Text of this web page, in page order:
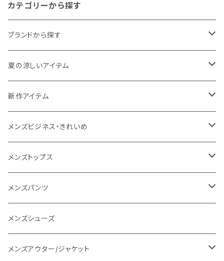
カテゴリーから探す
ブランドから探す
THE NORTH FACE
NANGA
1PIU1UGUALE3 RELAX
go slow caravan
SY32 by SWEET YEARS
URBAN SQUARE
EDWIN
夏の涼しいアイテム
メンズ
レディース
新作アイテム
メンズ
レディース
メンズビジネス・きれいめ
スーツ
カジュアルセットアップ
スラックス
ワイシャツ
メンズトップス
Tシャツ/カットソー
シャツ/ポロシャツ
パーカー/スウェット
メンズパンツ
デニムパンツ
イージーパンツ
メンズシューズ
メンズアウター/ジャケット